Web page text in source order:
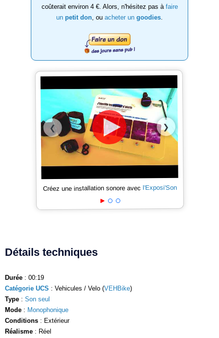
coûterait environ 4 €. Alors, n'hésitez pas à faire
un petit don , ou acheter un goodies
❮ ❯
Créez une installation sonore avec l'Exposi'Son
Détails techniques
Durée : 00:19
Catégorie UCS : Vehicules / Velo (VEHBike)
Type : Son seul
Mode : Monophonique
Conditions : Extérieur
Réalisme : Réel